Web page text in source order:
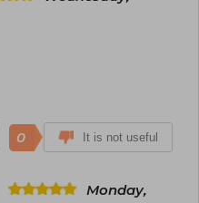
0 It is not useful
Monday,